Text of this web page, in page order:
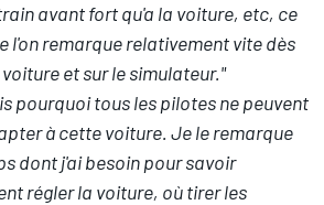
avant fort qu'a la voiture, etc, ce
l'on remarque relativement vite dès
et sur le simulateur."
pourquoi tous les pilotes ne peuvent
à cette voiture. Je le remarque
dont j'ai besoin pour savoir
régler la voiture, où tirer les